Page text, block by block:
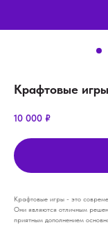
Крафтовые игры
10 000 ₽
Крафтовые игры - это
Они являются отличным
приятным дополнением